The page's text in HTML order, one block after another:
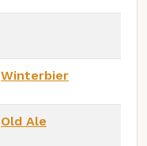
Winterbier
Old Ale